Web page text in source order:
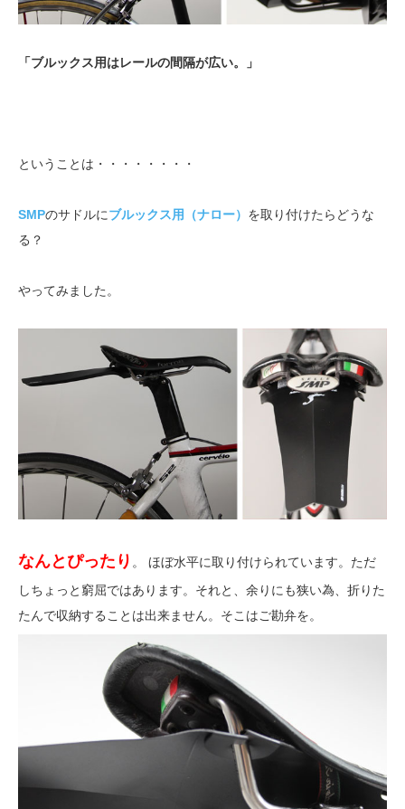
「ブルックス用はレールの間隔が広い。」
ということは・・・・・・・・
SMPのサドルにブルックス用（ナロー） を取り付けたらどうな
る？
やってみました。
なんとぴったり 。 ほぼ水平に取り付けられています。ただ
しちょっと窮屈ではあります。それと、余りにも狭い為、折りた
たんで収納することは出来ません。そこはご勘弁を。